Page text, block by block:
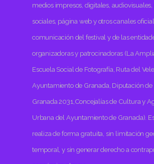
medios impresos, digitales, audiovisuales,
sociales, página web y otros canales
comunicación del festival y de las
organizadoras y patrocinadoras (La
Escuela Social de Fotografía, Ruta del
Ayuntamiento de Granada, Diputación de
Granada 2031,Concejalías de Cultura y
Urbana del Ayuntamiento de Granada).
realiza de forma gratuita, sin limitación
temporal, y sin generar derecho a